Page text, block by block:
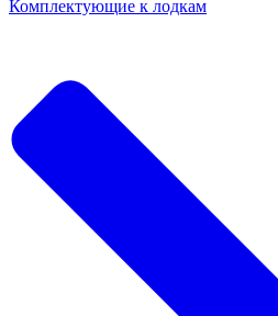
Комплектующие к лодкам